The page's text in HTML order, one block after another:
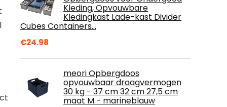
Kleding, Opvouwbare
Kledingkast Lade-kast Divider
Cubes Containers…
€24.98
meori Opbergdoos
opvouwbaar draagvermogen
30 kg - 37 cm 32 cm 27,5 cm
maat M - marineblauw